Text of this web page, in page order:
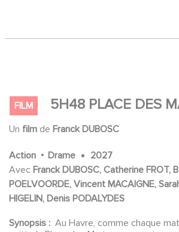
CHANSOU, Stéphanie COUBARD
FILM 5H48 PLACE DES
Un film de Franck DUBOSC
Action . Drame
2027
Avec Franck DUBOSC, Catherine FROT,
POELVOORDE, Vincent MACAIGNE,
HIGELIN, Denis PODALYDES
Synopsis : Au Havre, comme chaque